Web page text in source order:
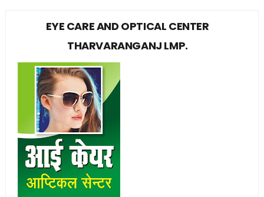
EYE CARE AND OPTICAL CENTER
THARVARANGANJ LMP.